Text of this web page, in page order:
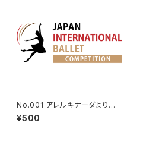
No.001 アレルキナーダよりコ
ロンビーヌのVa. | Harlequina
de Variation
¥500